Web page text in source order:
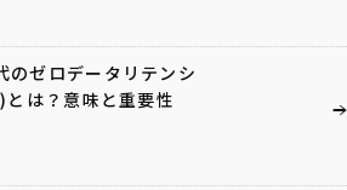
のゼロデータリテンシ
とは？意味と重要性